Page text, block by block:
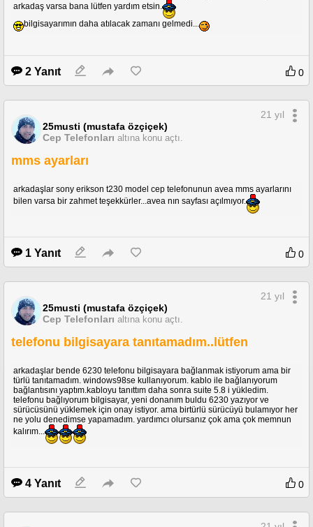
arkadaş varsa bana lütfen yardım etsin.
bilgisayarımın daha atılacak zamanı gelmedi...
2 Yanıt 0
25musti (mustafa özçiçek)
Cep Telefonları altına konu açtı.
21 yıl
mms ayarları
arkadaşlar sony erikson t230 model cep telefonunun avea mms ayarlarını
bilen varsa bir zahmet teşekkürler...avea nın sayfası açılmıyor.
1 Yanıt 0
25musti (mustafa özçiçek)
Cep Telefonları altına konu açtı.
21 yıl
telefonu bilgisayara tanıtamadım..lütfen
arkadaşlar bende 6230 telefonu bilgisayara bağlanmak istiyorum ama bir
türlü tanıtamadım. windows98se kullanıyorum. kablo ile bağlanıyorum
bağlantısını yaptım.kabloyu tanıttım daha sonra suite 5.8 i yükledim.
telefonu bağlıyorum bilgisayar, yeni donanım buldu 6230 yazıyor ve
sürücüsünü yüklemek için onay istiyor. ama birtürlü sürücüyü bulamıyor her
ne yolu denedimse yapamadım. yardımcı olursanız çok ama çok memnun
kalırım...
4 Yanıt 0